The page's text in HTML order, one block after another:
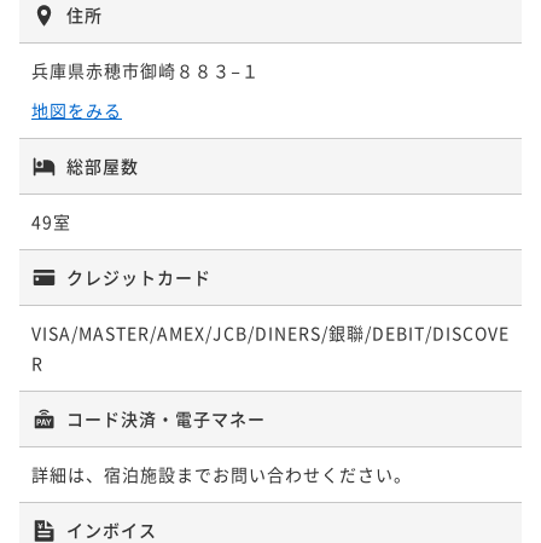
住所
兵庫県赤穂市御崎８８３−１
地図をみる
総部屋数
49室
クレジットカード
VISA/MASTER/AMEX/JCB/DINERS/銀聯/DEBIT/DISCOVE
R
コード決済・電子マネー
詳細は、宿泊施設までお問い合わせください。
インボイス